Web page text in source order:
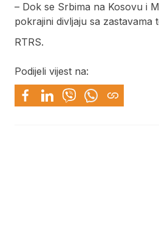
– Dok se Srbima na Kosovu i
pokrajini divljaju sa
RTRS.
Podijeli vijest na: